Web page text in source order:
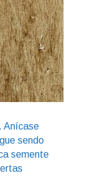
Anícase
sendo
semente